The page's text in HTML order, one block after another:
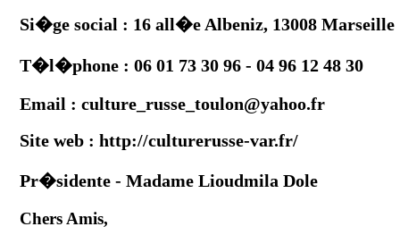
Si�ge social : 16 all�e Albeniz, 13008 Marseille
T�l�phone :06 01 73 30 96 - 04 96 12 48 30
Email : culture_russe_toulon@yahoo.fr
Site web : http://culturerusse-var.fr/
Pr�sidente - Madame Lioudmila Dole
Chers Amis,